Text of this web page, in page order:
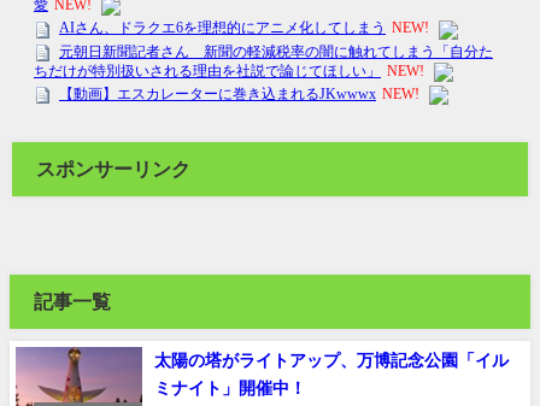
スポンサーリンク
記事一覧
太陽の塔がライトアップ、万博記念公園「イル
ミナイト」開催中！